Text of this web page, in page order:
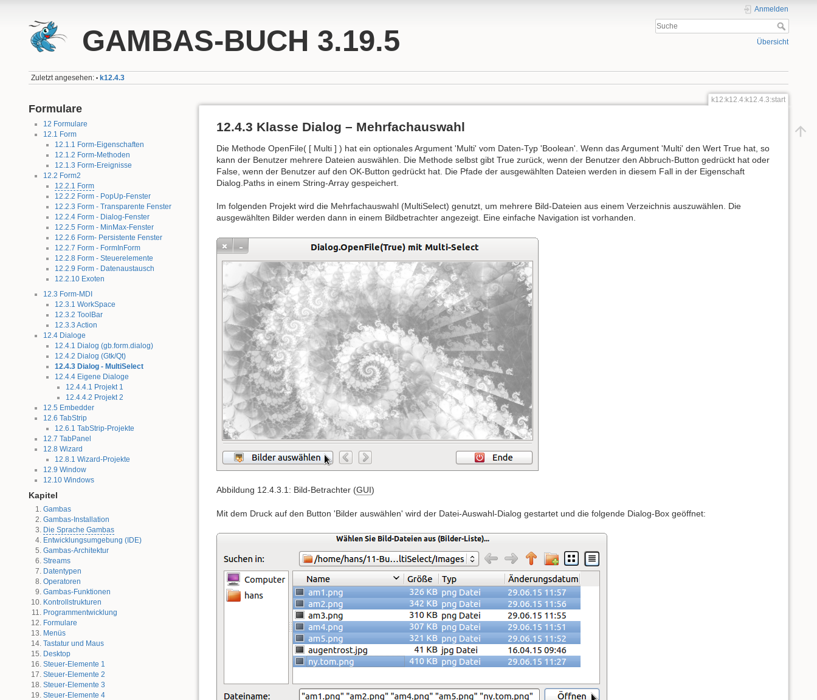
GAMBAS-BUCH 3.19.5
Anmelden
Übersicht
Zuletzt angesehen: • k12.4.3
Formulare
12 Formulare
12.1 Form
12.1.1 Form-Eigenschaften
12.1.2 Form-Methoden
12.1.3 Form-Ereignisse
12.2 Form2
12.2.1 Form
12.2.2 Form - PopUp-Fenster
12.2.3 Form - Transparente Fenster
12.2.4 Form - Dialog-Fenster
12.2.5 Form - MinMax-Fenster
12.2.6 Form- Persistente Fenster
12.2.7 Form - FormInForm
12.2.8 Form - Steuerelemente
12.2.9 Form - Datenaustausch
12.2.10 Exoten
12.3 Form-MDI
12.3.1 WorkSpace
12.3.2 ToolBar
12.3.3 Action
12.4 Dialoge
12.4.1 Dialog (gb.form.dialog)
12.4.2 Dialog (Gtk/Qt)
12.4.3 Dialog - MultiSelect
12.4.4 Eigene Dialoge
12.4.4.1 Projekt 1
12.4.4.2 Projekt 2
12.5 Embedder
12.6 TabStrip
12.6.1 TabStrip-Projekte
12.7 TabPanel
12.8 Wizard
12.8.1 Wizard-Projekte
12.9 Window
12.10 Windows
Kapitel
Gambas
Gambas-Installation
Die Sprache Gambas
Entwicklungsumgebung (IDE)
Gambas-Architektur
Streams
Datentypen
Operatoren
Gambas-Funktionen
Kontrollstrukturen
Programmentwicklung
Formulare
Menüs
Tastatur und Maus
Desktop
Steuer-Elemente 1
Steuer-Elemente 2
Steuer-Elemente 3
Steuer-Elemente 4
k12:k12.4:k12.4.3:start
12.4.3 Klasse Dialog – Mehrfachauswahl
Die Methode OpenFile( [ Multi ] ) hat ein optionales Argument 'Multi' vom Daten-Typ 'Boolean'. Wenn das Argument 'Multi' den Wert True hat, so
kann der Benutzer mehrere Dateien auswählen. Die Methode selbst gibt True zurück, wenn der Benutzer den Abbruch-Button gedrückt hat oder
False, wenn der Benutzer auf den OK-Button gedrückt hat. Die Pfade der ausgewählten Dateien werden in diesem Fall in der Eigenschaft
Dialog.Paths in einem String-Array gespeichert.
Im folgenden Projekt wird die Mehrfachauswahl (MultiSelect) genutzt, um mehrere Bild-Dateien aus einem Verzeichnis auszuwählen. Die
ausgewählten Bilder werden dann in einem Bildbetrachter angezeigt. Eine einfache Navigation ist vorhanden.
Abbildung 12.4.3.1: Bild-Betrachter (GUI)
Mit dem Druck auf den Button 'Bilder auswählen' wird der Datei-Auswahl-Dialog gestartet und die folgende Dialog-Box geöffnet: